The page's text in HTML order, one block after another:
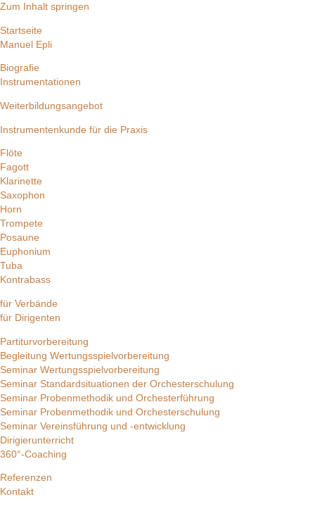
Zum Inhalt springen
Startseite
Manuel Epli
Biografie
Instrumentationen
Weiterbildungsangebot
Instrumentenkunde für die Praxis
Flöte
Fagott
Klarinette
Saxophon
Horn
Trompete
Posaune
Euphonium
Tuba
Kontrabass
für Verbände
für Dirigenten
Partiturvorbereitung
Begleitung Wertungsspielvorbereitung
Seminar Wertungsspielvorbereitung
Seminar Standardsituationen der Orchesterschulung
Seminar Probenmethodik und Orchesterführung
Seminar Probenmethodik und Orchesterschulung
Seminar Vereinsführung und -entwicklung
Dirigierunterricht
360°-Coaching
Referenzen
Kontakt